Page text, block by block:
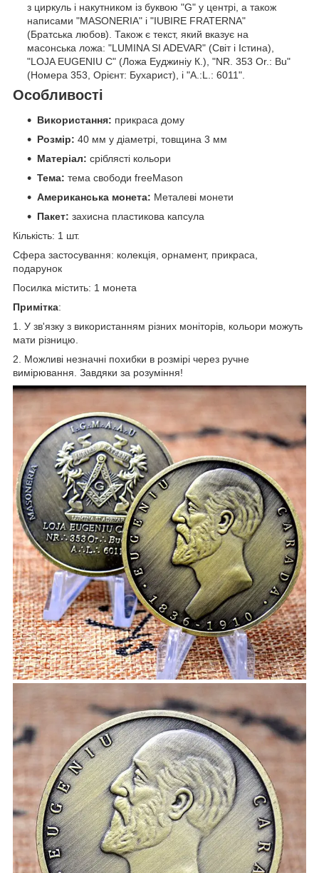
з циркуль і накутником із буквою "G" у центрі, а також
написами "MASONERIA" і "IUBIRE FRATERNA"
(Братська любов). Також є текст, який вказує на
масонська ложа: "LUMINA SI ADEVAR" (Світ і Істина),
"LOJA EUGENIU C" (Ложа Еуджиніу К.), "NR. 353 Or.: Bu"
(Номера 353, Орієнт: Бухарист), і "A.:L.: 6011".
Особливості
Використання: прикраса дому
Розмір: 40 мм у діаметрі, товщина 3 мм
Матеріал: сріблясті кольори
Тема: тема свободи freeMason
Американська монета: Металеві монети
Пакет: захисна пластикова капсула
Кількість: 1 шт.
Сфера застосування: колекція, орнамент, прикраса,
подарунок
Посилка містить: 1 монета
Примітка:
1. У зв'язку з використанням різних моніторів, кольори можуть
мати різницю.
2. Можливі незначні похибки в розмірі через ручне
вимірювання. Завдяки за розуміння!